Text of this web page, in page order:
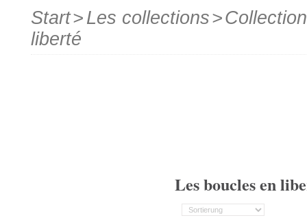
Start> Les collections>
liberté
Les boucles en